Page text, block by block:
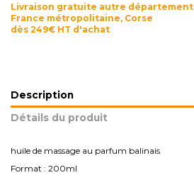
Livraison gratuite autre département
France métropolitaine, Corse
dès 249€ HT d'achat
Description
Détails du produit
huile de massage au parfum balinais
Format : 200ml